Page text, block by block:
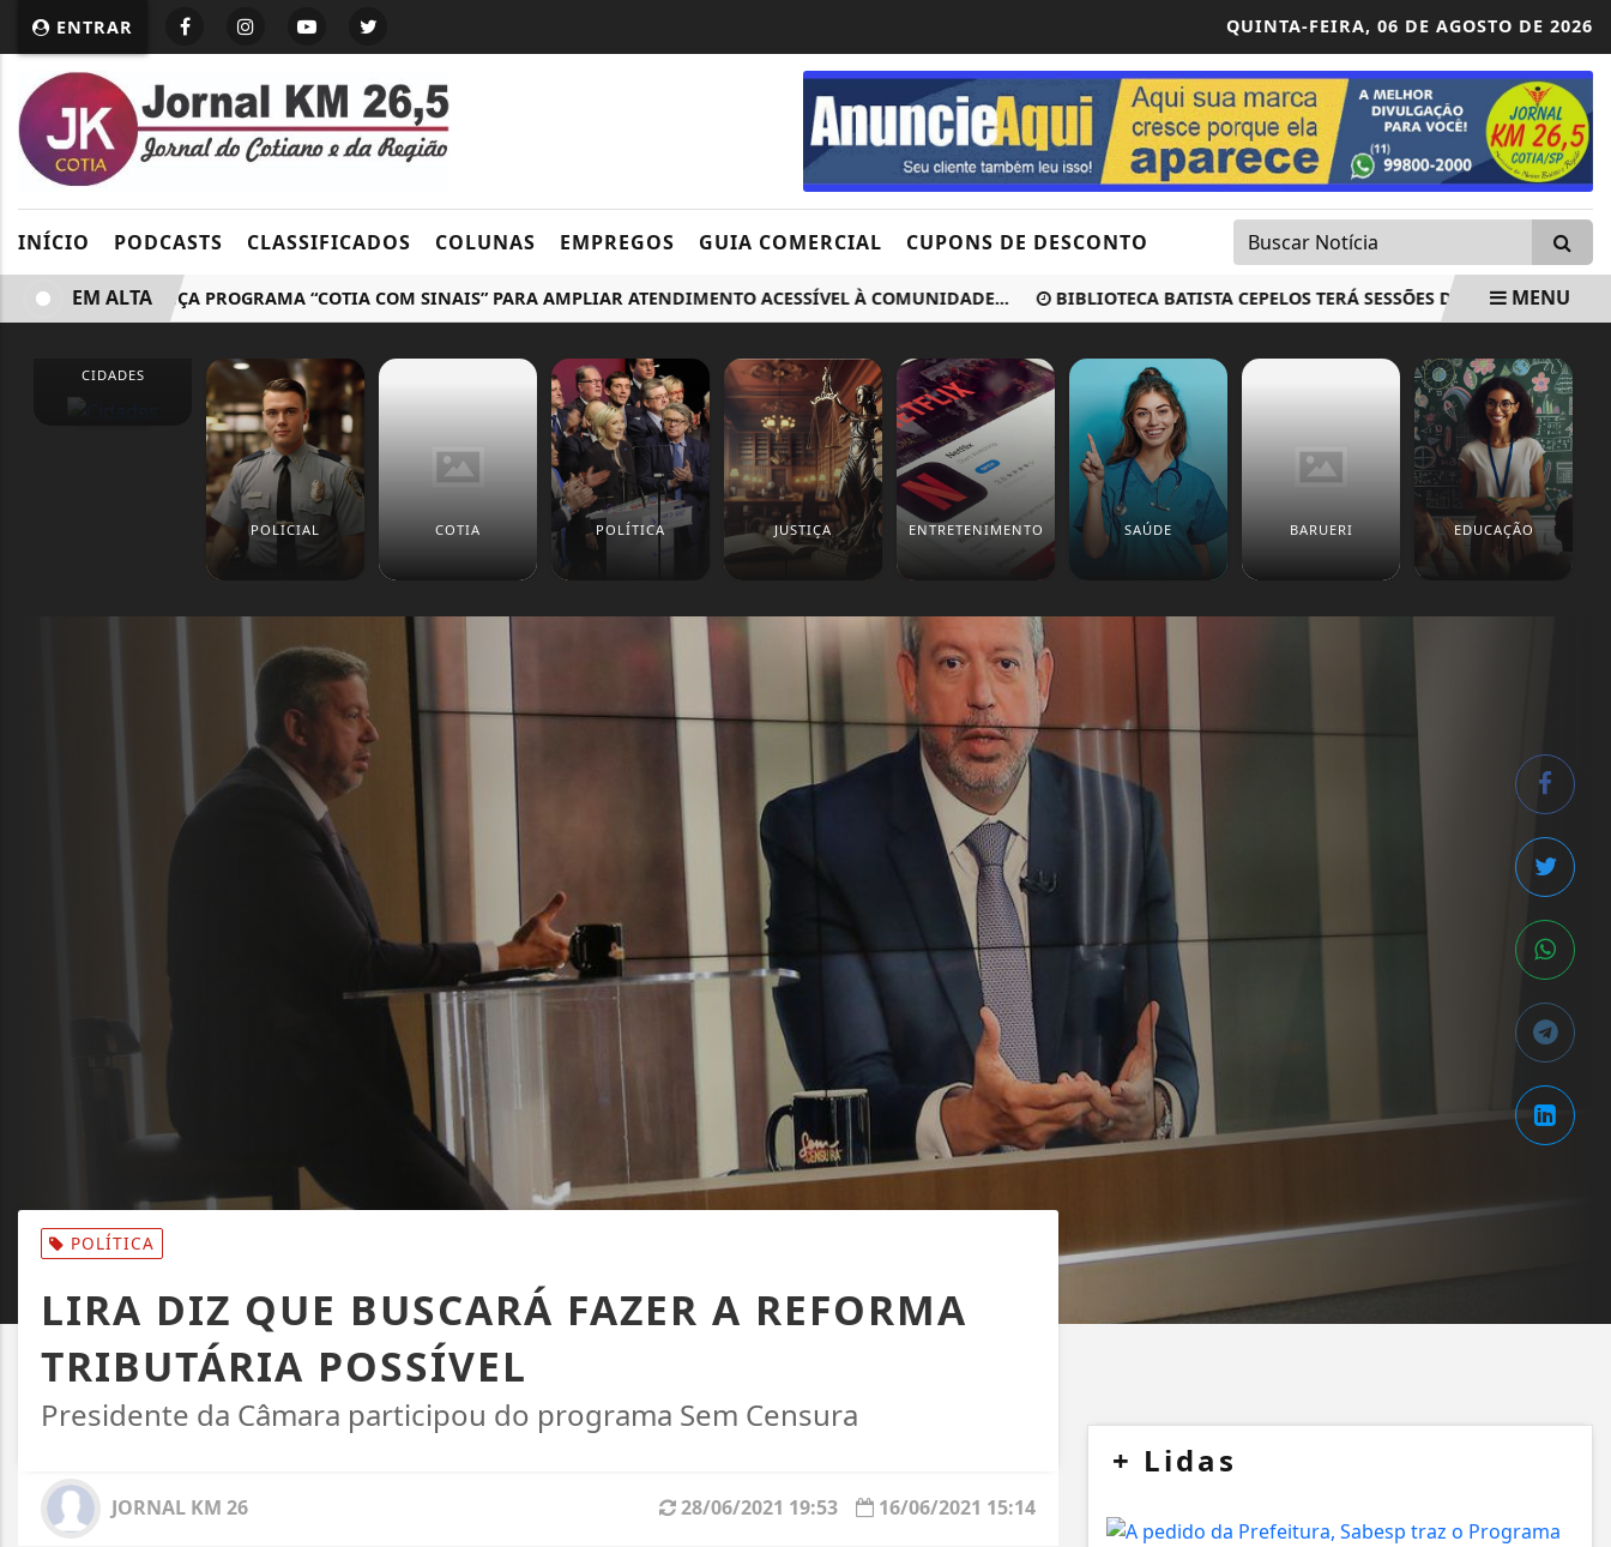
ENTRAR QUINTA-FEIRA, 06 DE AGOSTO DE 2026
INÍCIO PODCASTS CLASSIFICADOS COLUNAS EMPREGOS GUIA COMERCIAL CUPONS DE DESCONTO
COTIA LANÇA PROGRAMA “COTIA COM SINAIS” PARA AMPLIAR ATENDIMENTO ACESSÍVEL À COMUNIDADE... BIBLIOTECA BATISTA CEPELOS TERÁ SESSÕES DE CINEMA PONTOS
EM ALTA MENU
CIDADES
POLICIAL COTIA POLÍTICA JUSTIÇA ENTRETENIMENTO SAÚDE BARUERI EDUCAÇÃO
POLÍTICA
LIRA DIZ QUE BUSCARÁ FAZER A REFORMA
TRIBUTÁRIA POSSÍVEL
Presidente da Câmara participou do programa Sem Censura
JORNAL KM 26 16/06/2021 15:14
28/06/2021 19:53
+ Lidas